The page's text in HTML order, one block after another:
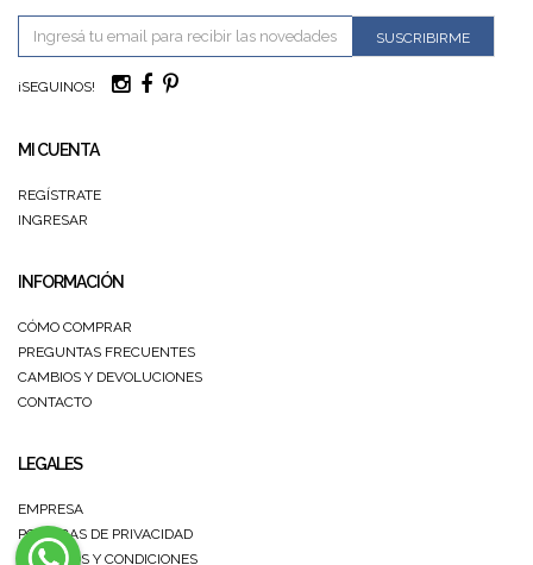
SUSCRIBIRME
¡SEGUINOS!
MI CUENTA
REGÍSTRATE
INGRESAR
INFORMACIÓN
CÓMO COMPRAR
PREGUNTAS FRECUENTES
CAMBIOS Y DEVOLUCIONES
CONTACTO
LEGALES
EMPRESA
POLÍTICAS DE PRIVACIDAD
TÉRMINOS Y CONDICIONES